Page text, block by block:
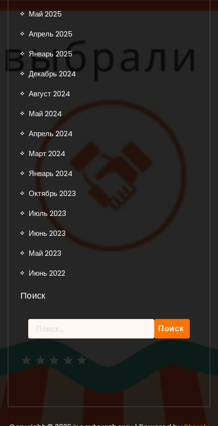
Май 2025
Апрель 2025
Январь 2025
Декабрь 2024
Август 2024
Май 2024
Апрель 2024
Март 2024
Январь 2024
Октябрь 2023
Июль 2023
Июнь 2023
Май 2023
Июнь 2022
Поиск
Найти: